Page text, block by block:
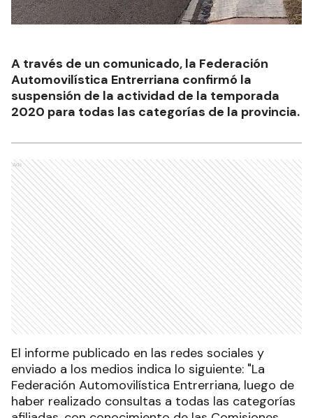
A través de un comunicado, la Federación
Automovilística Entrerriana confirmó la
suspensión de la actividad de la temporada
2020 para todas las categorías de la provincia.
Ads
El informe publicado en las redes sociales y
enviado a los medios indica lo siguiente: "La
Federación Automovilística Entrerriana, luego de
haber realizado consultas a todas las categorías